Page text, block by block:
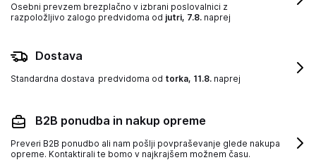
Osebni prevzem brezplačno v izbrani poslovalnici z
razpoložljivo zalogo predvidoma od jutri, 7.8. naprej
Dostava
Standardna dostava predvidoma od torka, 11.8. naprej
B2B ponudba in nakup opreme
Preveri B2B ponudbo ali nam pošlji povpraševanje glede nakupa
opreme. Kontaktirali te bomo v najkrajšem možnem času.